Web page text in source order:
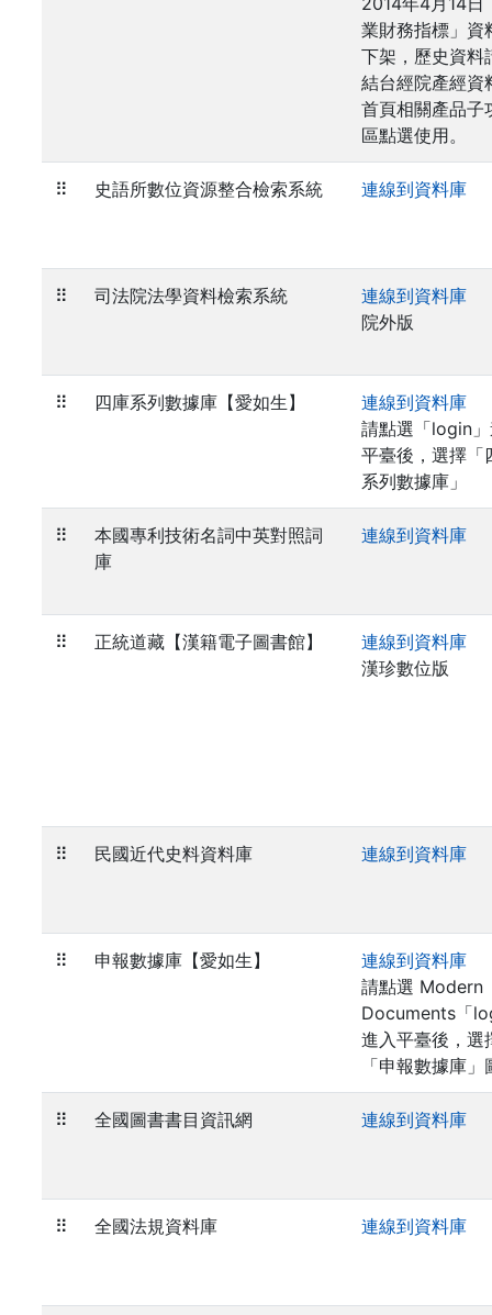
業財務指標」資
下架，歷史資料
結台經院產經資
首頁相關產品子
區點選使用。
⠿ 史語所數位資源整合檢索系統 連線到資料庫
⠿ 司法院法學資料檢索系統
連線到資料庫
院外版
⠿ 四庫系列數據庫【愛如生】
連線到資料庫
請點選「login
平臺後，選擇「
系列數據庫」
⠿
本國專利技術名詞中英對照詞
庫
連線到資料庫
⠿ 正統道藏【漢籍電子圖書館】
連線到資料庫
漢珍數位版
⠿ 民國近代史料資料庫 連線到資料庫
⠿ 申報數據庫【愛如生】
連線到資料庫
請點選 Modern
Documents「
進入平臺後，選
「申報數據庫」
⠿ 全國圖書書目資訊網 連線到資料庫
⠿ 全國法規資料庫 連線到資料庫